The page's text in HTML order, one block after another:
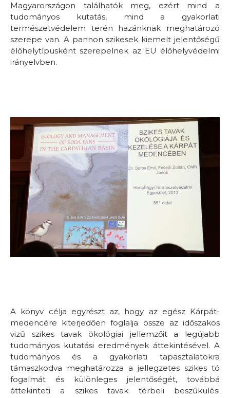
Magyarországon találhatók meg, ezért mind a
tudományos kutatás, mind a gyakorlati
természetvédelem terén hazánknak meghatározó
szerepe van. A pannon szikesek kiemelt jelentőségű
élőhelytípusként szerepelnek az EU élőhelyvédelmi
irányelvben.
A könyv célja egyrészt az, hogy az egész Kárpát-
medencére kiterjedően foglalja össze az időszakos
vizű szikes tavak ökológiai jellemzőit a legújabb
tudományos kutatási eredmények áttekintésével. A
tudományos és a gyakorlati tapasztalatokra
támaszkodva meghatározza a jellegzetes szikes tó
fogalmát és különleges jelentőségét, továbbá
áttekinteti a szikes tavak térbeli beszűkülési